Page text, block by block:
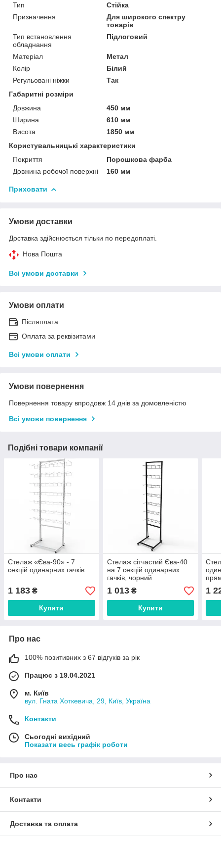
Тип
Стійка
Призначення
Для широкого спектру
товарів
Тип встановлення
обладнання
Підлоговий
Матеріал
Метал
Колір
Білий
Регульовані ніжки
Так
Габаритні розміри
Довжина
450 мм
Ширина
610 мм
Висота
1850 мм
Користувальницькі характеристики
Покриття
Порошкова фарба
Довжина робочої поверхні
160 мм
Приховати
Умови доставки
Доставка здійснюється тільки по передоплаті.
Нова Пошта
Всі умови доставки
Умови оплати
Післяплата
Оплата за реквізитами
Всі умови оплати
Умови повернення
Повернення товару впродовж 14 днів за домовленістю
Всі умови повернення
Подібні товари компанії
Стелаж «Єва-90» - 7
секцій одинарних гачків
1 183 ₴
Купити
Стелаж сітчастий Єва-40
на 7 секцій одинарних
гачків, чорний
1 013₴
Купити
1
Про нас
100% позитивних з 67 відгуків за рік
Працює з 19.04.2021
м. Київ
вул. Гната Хоткевича, 29, Київ, Україна
Контакти
Сьогодні вихідний
Показати весь графік роботи
Про нас
Контакти
Доставка та оплата